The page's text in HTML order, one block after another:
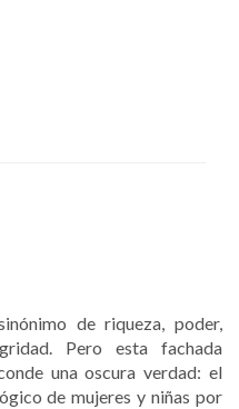
de riqueza, poder,
Pero esta fachada
una oscura verdad: el
de mujeres y niñas por